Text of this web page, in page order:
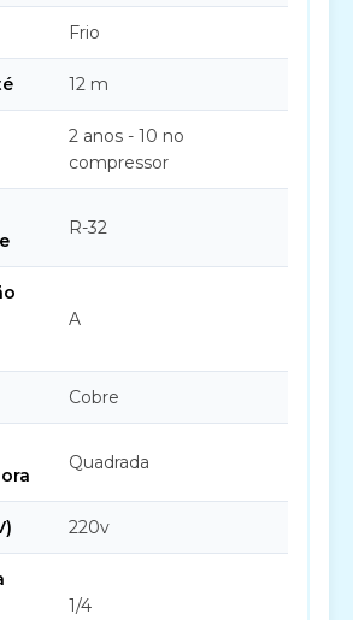
Frio
12 m
2 anos - 10 no
compressor
R-32
A
Cobre
Quadrada
220v
1/4